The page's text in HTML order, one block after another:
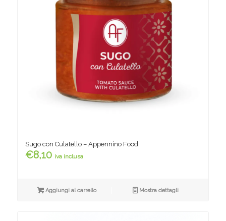
Sugo con Culatello – Appennino Food
€8,10 iva inclusa
Aggiungi al carrello Mostra dettagli